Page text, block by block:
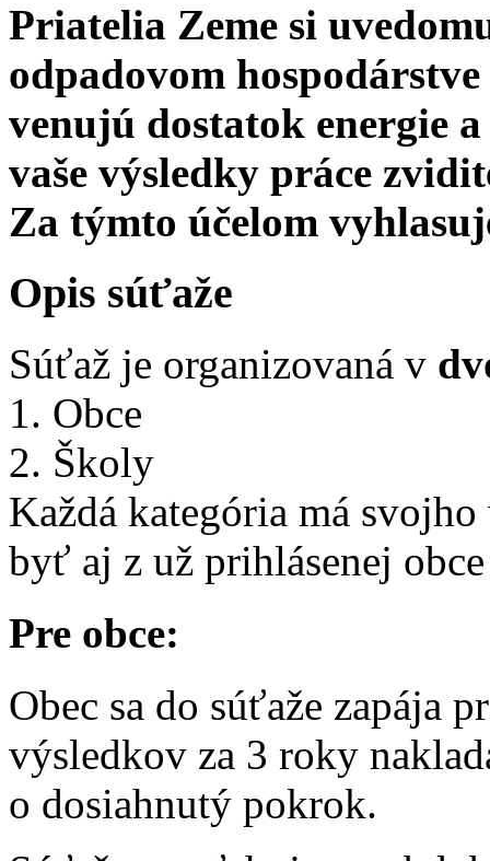
Priatelia Zeme si
odpadovom
venujú dostatok energie
vaše výsledky práce
Za týmto účelom
Opis súťaže
Súťaž je organizovaná v
1. Obce
2. Školy
Každá kategória má
byť aj z už prihlásenej
Pre obce:
Obec sa do súťaže zapája
výsledkov za 3 roky
o dosiahnutý pokrok.